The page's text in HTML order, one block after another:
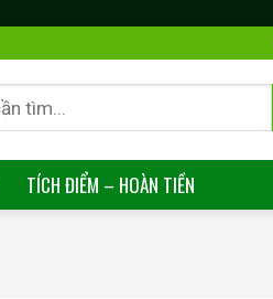
TÍCH ĐIỂM – HOÀN TIỀN